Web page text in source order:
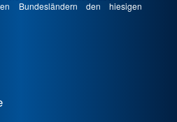
Bundesländern den hiesigen